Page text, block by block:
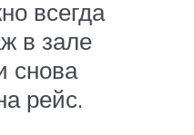
всегда
в зале
снова
рейс.